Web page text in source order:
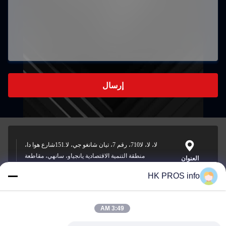
إرسال
العنوان
لا، لا، لا710، رقم 7، تيان شانغو جي، لا.151شارع هوا دا،
منطقة التنمية الاقتصادية يانجياو، سانهي، مقاطعة
info@chppros.com
HK PROS info
3:49 AM